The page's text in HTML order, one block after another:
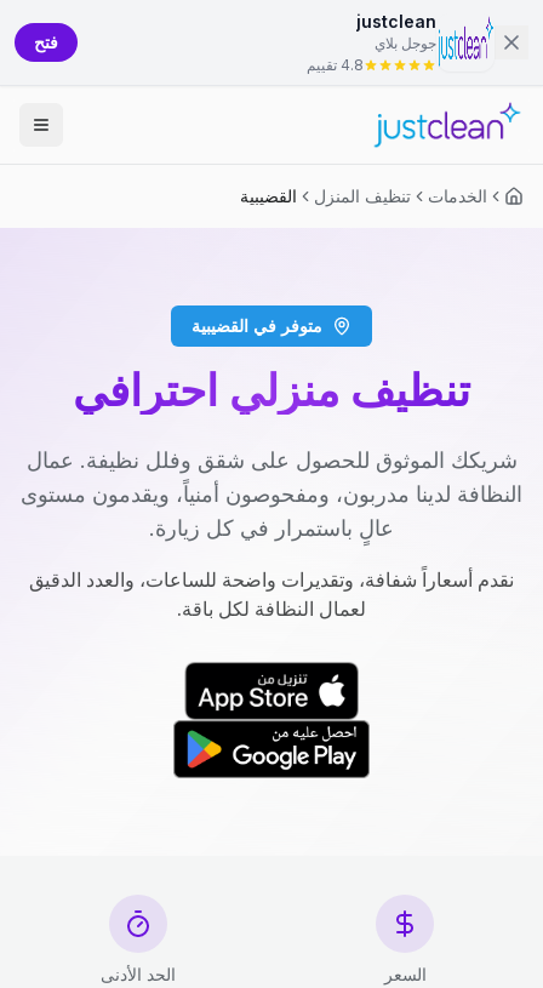
justclean
جوجل بلاي
4.8 تقييم
فتح
الخدمات تنظيف المنزل القضيبية
متوفر في القضيبية
تنظيف منزلي احترافي
شريكك الموثوق للحصول على شقق وفلل نظيفة. عمال
النظافة لدينا مدربون، ومفحوصون أمنياً، ويقدمون مستوى
عالٍ باستمرار في كل زيارة.
نقدم أسعاراً شفافة، وتقديرات واضحة للساعات، والعدد الدقيق
لعمال النظافة لكل باقة.
السعر الحد الأدنى